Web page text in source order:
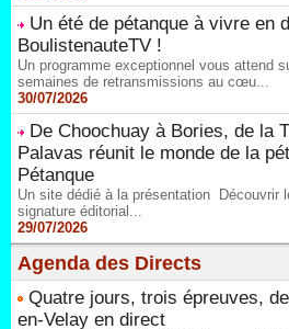
Un été de pétanque à vivre en
BoulistenauteTV !
Un programme exceptionnel vous attend
semaines de retransmissions au cœu...
30/07/2026
De Choochuay à Bories, de la
Palavas réunit le monde de la
Pétanque
Un site dédié à la présentation Découvrir
signature éditorial...
29/07/2026
Agenda des Directs
Quatre jours, trois épreuves,
en-Velay en direct